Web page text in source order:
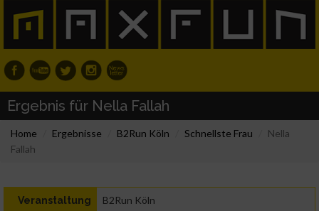
Ergebnis für Nella Fallah
Home Ergebnisse B2Run Köln Schnellste Frau
Nella
Fallah
Veranstaltung B2Run Köln